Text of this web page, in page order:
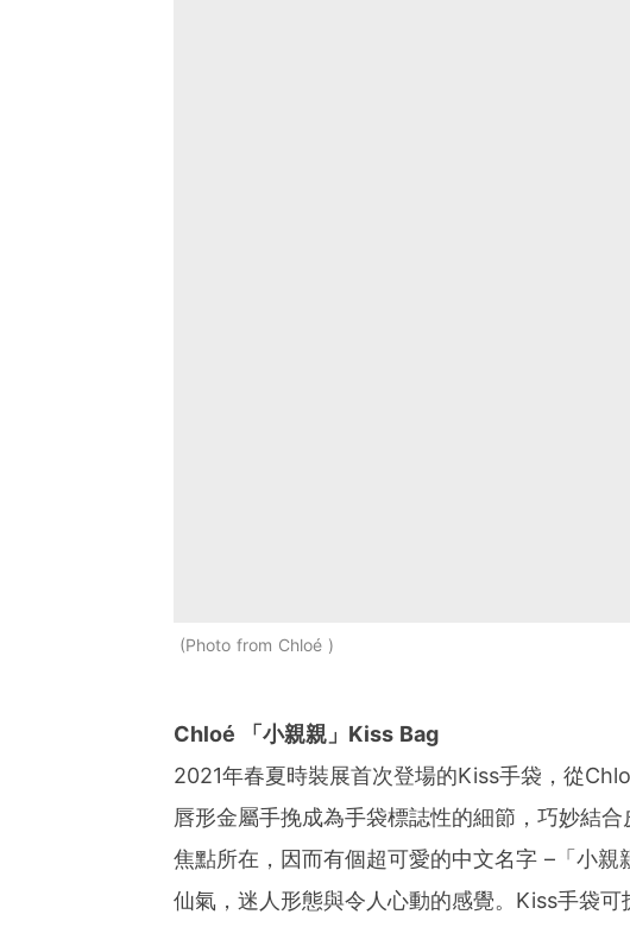
Photo from Chloé
Chloé 「小親親」Kiss Bag
2021年春夏時裝展首次登場的Kiss手袋，從
唇形金屬手挽成為手袋標誌性的細節，巧妙結
焦點所在，因而有個超可愛的中文名字 –「小
仙氣，迷人形態與令人心動的感覺。Kiss手袋